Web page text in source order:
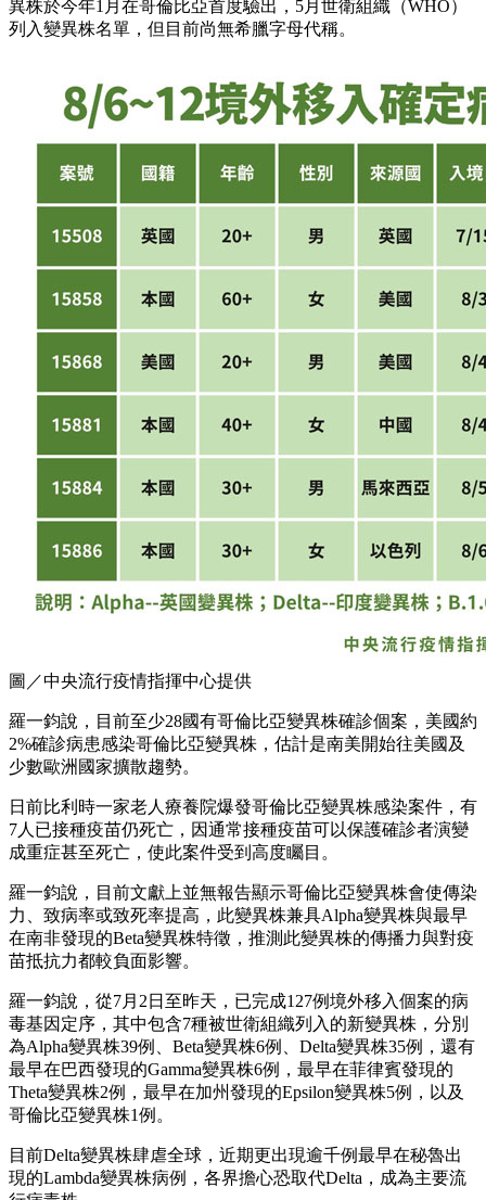
異株於今年1月在哥倫比亞首度驗出，5月世衛組織（WHO）
列入變異株名單，但目前尚無希臘字母代稱。
圖／中央流行疫情指揮中心提供
羅一鈞說，目前至少28國有哥倫比亞變異株確診個案，美國約
2%確診病患感染哥倫比亞變異株，估計是南美開始往美國及
少數歐洲國家擴散趨勢。
日前比利時一家老人療養院爆發哥倫比亞變異株感染案件，有
7人已接種疫苗仍死亡，因通常接種疫苗可以保護確診者演變
成重症甚至死亡，使此案件受到高度矚目。
羅一鈞說，目前文獻上並無報告顯示哥倫比亞變異株會使傳染
力、致病率或致死率提高，此變異株兼具Alpha變異株與最早
在南非發現的Beta變異株特徵，推測此變異株的傳播力與對疫
苗抵抗力都較負面影響。
羅一鈞說，從7月2日至昨天，已完成127例境外移入個案的病
毒基因定序，其中包含7種被世衛組織列入的新變異株，分別
為Alpha變異株39例、Beta變異株6例、Delta變異株35例，還有
最早在巴西發現的Gamma變異株6例，最早在菲律賓發現的
Theta變異株2例，最早在加州發現的Epsilon變異株5例，以及
哥倫比亞變異株1例。
目前Delta變異株肆虐全球，近期更出現逾千例最早在秘魯出
現的Lambda變異株病例，各界擔心恐取代Delta，成為主要流